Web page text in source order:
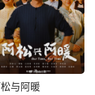
与阿暖